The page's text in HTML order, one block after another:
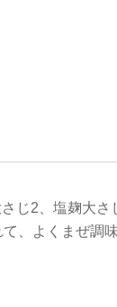
じ2、塩麹大さ
、よくまぜ調